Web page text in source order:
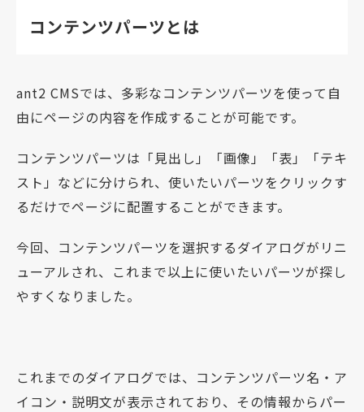
コンテンツパーツとは
ant2 CMSでは、多彩なコンテンツパーツを使って自
由にページの内容を作成することが可能です。
コンテンツパーツは「見出し」「画像」「表」「テキ
スト」などに分けられ、使いたいパーツをクリックす
るだけでページに配置することができます。
今回、コンテンツパーツを選択するダイアログがリニ
ューアルされ、これまで以上に使いたいパーツが探し
やすくなりました。
これまでのダイアログでは、コンテンツパーツ名・ア
イコン・説明文が表示されており、その情報からパー